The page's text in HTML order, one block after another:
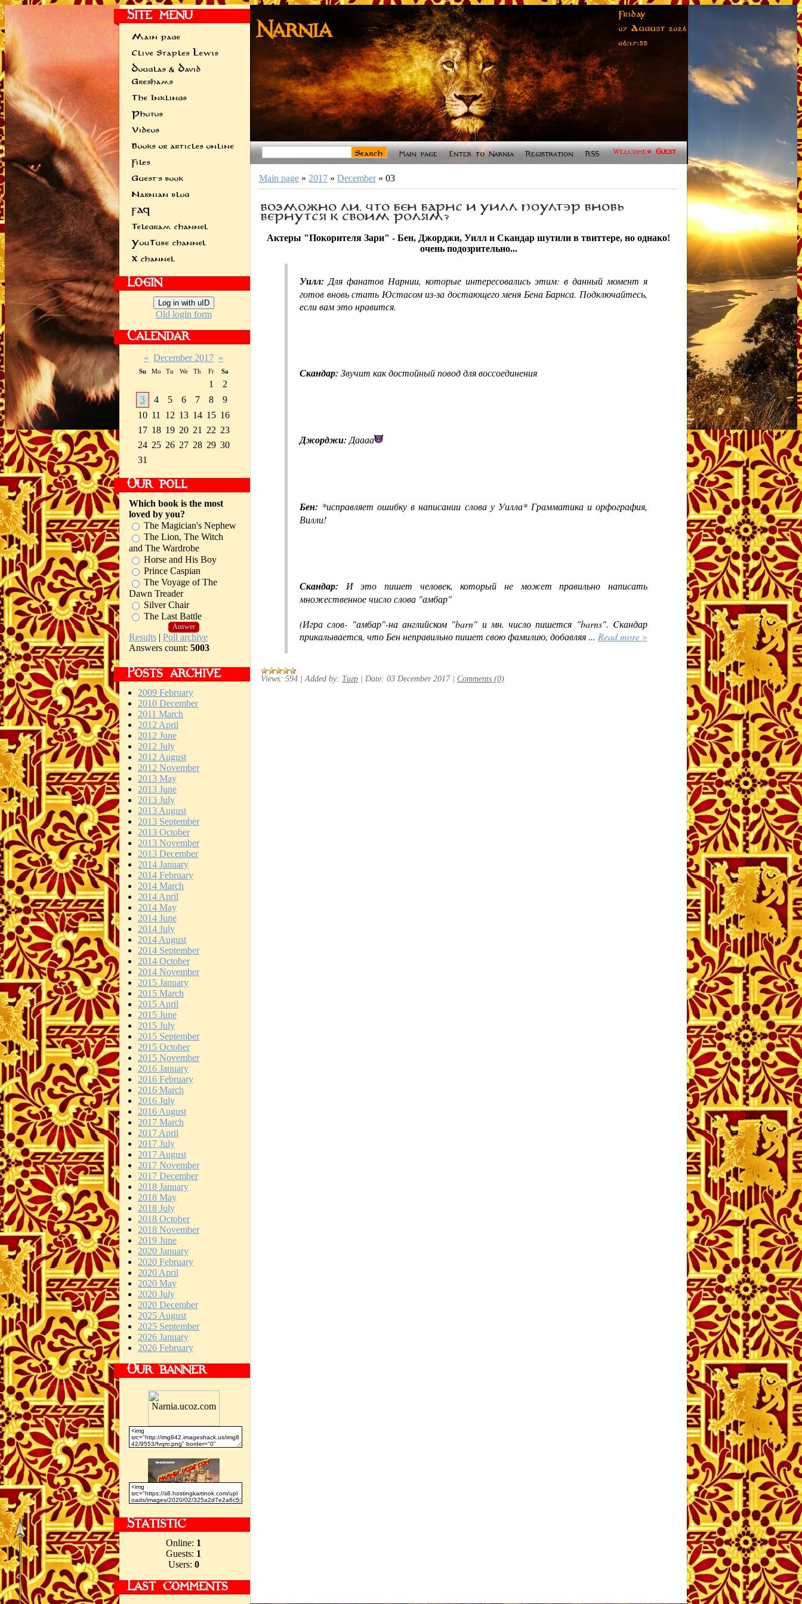
Site menu
Main page
Clive Staples Lewis
Douglas & David
Greshams
The Inklings
Photos
Videos
Books or articles online
Files
Guest's book
Narnian blog
FAQ
Telegram channel
YouTube channel
X channel
Login
Log in with uID
Old login form
Calendar
« December 2017 »
Su Mo Tu We Th Fr Sa
1
2
3
4 5 6 7 8
9
10 11 12 13 14 15 16
17 18 19 20 21 22 23
24 25 26 27 28 29 30
31
Our poll
Which book is the most
loved by you?
The Magician's Nephew
The Lion, The Witch
and The Wardrobe
Horse and His Boy
Prince Caspian
The Voyage of The
Dawn Treader
Silver Chair
The Last Battle
Results | Poll archive
Answers count: 5003
Posts archive
2009 February
2010 December
2011 March
2012 April
2012 June
2012 July
2012 August
2012 November
2013 May
2013 June
2013 July
2013 August
2013 September
2013 October
2013 November
2013 December
2014 January
2014 February
2014 March
2014 April
2014 May
2014 June
2014 July
2014 August
2014 September
2014 October
2014 November
2015 January
2015 March
2015 April
2015 June
2015 July
2015 September
2015 October
2015 November
2016 January
2016 February
2016 March
2016 July
2016 August
2017 March
2017 April
2017 July
2017 August
2017 November
2017 December
2018 January
2018 May
2018 July
2018 October
2018 November
2019 June
2020 January
2020 February
2020 April
2020 May
2020 July
2020 December
2025 August
2025 September
2026 January
2026 February
Our banner
Statistic
Online: 1
Guests: 1
Users: 0
Last comments
Friday
07 August 2026
06:17:55
Narnia
Main page Enter to Narnia Registration RSS Welcome,Guest
Main page » 2017 » December » 03
ВОЗМОЖНО ЛИ, ЧТО БЕН БАРНС И УИЛЛ ПОУЛТЭР ВНОВЬ
ВЕРНУТСЯ К СВОИМ РОЛЯМ?
Актеры "Покорителя Зари" - Бен, Джорджи, Уилл и Скандар шутили в твиттере, но однако!
очень подозрительно...
Уилл: Для фанатов Нарнии, которые интересовались этим: в данный момент я
готов вновь стать Юстасом из-за достающего меня Бена Барнса. Подключайтесь,
если вам это нравится.
Скандар: Звучит как достойный повод для воссоединения
Джорджи: Даааа
Бен: *исправляет ошибку в написании слова у Уилла* Грамматика и орфография,
Вилли!
Скандар: И это пишет человек, который не может правильно написать
множественное число слова "амбар"
(Игра слов- "амбар"-на английском "barn" и мн. число пишется "barns". Cкандар
прикалывается, что Бен неправильно пишет свою фамилию, добавляя... Read more »
Views: 594 |Added by: Тигр Date: 03 December 2017 Comments (0)